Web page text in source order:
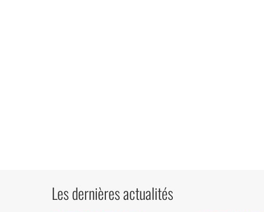
Les dernières actualités